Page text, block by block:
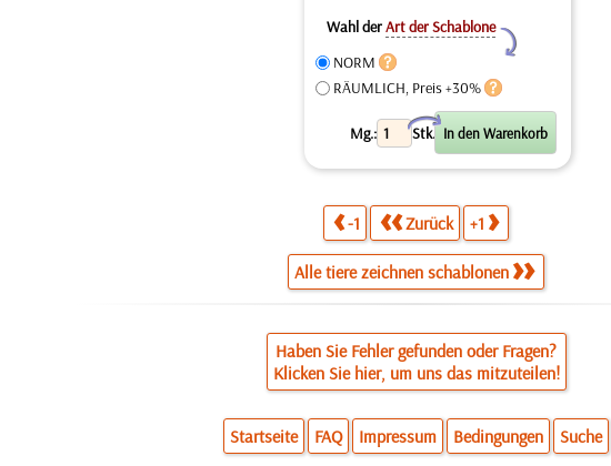
Wahl derArt der Schablone
Y
NORM
RÄUMLICH, Preis +30%
Mg.: Stk.
X
-1 Zurück +1
Alle tiere zeichnen schablonen
Haben Sie Fehler gefunden oder Fragen?
Klicken Sie hier, um uns das mitzuteilen!
Startseite FAQ Impressum Bedingungen Suche